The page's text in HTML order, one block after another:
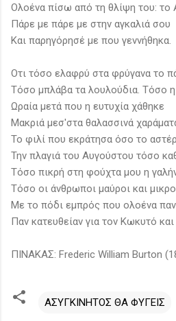
Ολοένα πίσω από τη θλίψη του: το
Πάρε με πάρε με στην αγκαλιά σου
Kαι παρηγόρησέ με που γεννήθηκα.
Οτι τόσο ελαφρύ στα φρύγανα το
Τόσο μπλάβα τα λουλούδια. Τόσο
Ωραία μετά που η ευτυχία χάθηκε
Μακριά μεσ'στα θαλασσινά
To φιλί που εκράτησα όσο το
Την πλαγιά του Αυγούστου τόσο
Τόσο πικρή στη φούχτα μου η
Τόσο οι άνθρωποι μαύροι και
Με το πόδι εμπρός που ολοένα παν
Παν κατευθείαν για τον Κωκυτό
ΠΙΝΑΚΑΣ: Frederic William Burton
ΑΣΥΓΚΙΝΗΤΟΣ ΘΑ ΦΥΓΕΙΣ